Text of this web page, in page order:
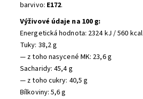
barvivo: E172.
Výživové údaje na 100 g:
Energetická hodnota: 2324 kJ / 560 kcal
Tuky: 38,2 g
— z toho nasycené MK: 23,6 g
Sacharidy: 45,4 g
— z toho cukry: 40,5 g
Bílkoviny: 5,6 g